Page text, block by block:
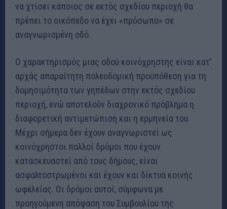
να χτίσει κάποιος σε εκτός σχεδίου περιοχή θα
πρέπει το οικόπεδο να έχει «πρόσωπο» σε
αναγνωρισμένη οδό.
Ο χαρακτηρισμός μιας οδού κοινόχρηστης είναι κατ’
αρχάς απαραίτητη πολεοδομική προϋπόθεση για τη
δομησιμότητα των γηπέδων στην εκτός σχεδίου
περιοχή, ενώ αποτελούν διαχρονικό πρόβλημα η
διαφορετική αντιμετώπιση και η ερμηνεία του.
Μέχρι σήμερα δεν έχουν αναγνωριστεί ως
κοινόχρηστοι πολλοί δρόμοι που έχουν
κατασκευαστεί από τους δήμους, είναι
ασφαλτοστρωμένοι και έχουν και δίκτυα κοινής
ωφελείας. Οι δρόμοι αυτοί, σύμφωνα με
προηγούμενη απόφαση του Συμβουλίου της